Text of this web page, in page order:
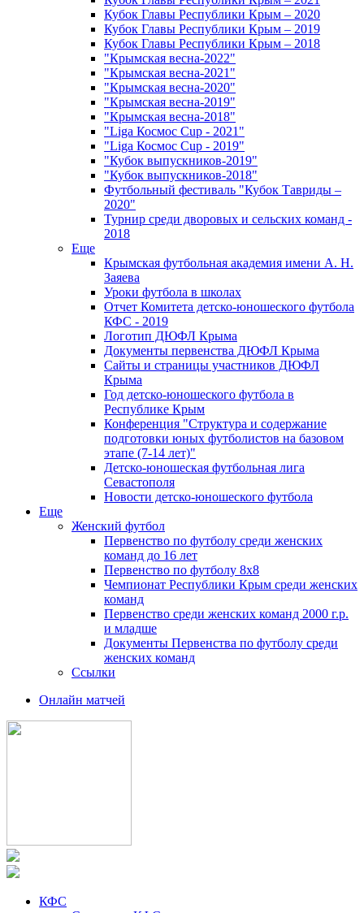
Кубок Главы Республики Крым – 2020
Кубок Главы Республики Крым – 2019
Кубок Главы Республики Крым – 2018
"Крымская весна-2022"
"Крымская весна-2021"
"Крымская весна-2020"
"Крымская весна-2019"
"Крымская весна-2018"
"Liga Космос Cup - 2021"
"Liga Космос Cup - 2019"
"Кубок выпускников-2019"
"Кубок выпускников-2018"
Футбольный фестиваль "Кубок Тавриды –
2020"
Турнир среди дворовых и сельских команд -
2018
Еще
Крымская футбольная академия имени А. Н.
Заяева
Уроки футбола в школах
Отчет Комитета детско-юношеского футбола
КФС - 2019
Логотип ДЮФЛ Крыма
Документы первенства ДЮФЛ Крыма
Сайты и страницы участников ДЮФЛ
Крыма
Год детско-юношеского футбола в
Республике Крым
Конференция "Структура и содержание
подготовки юных футболистов на базовом
этапе (7-14 лет)"
Детско-юношеская футбольная лига
Севастополя
Новости детско-юношеского футбола
Еще
Женский футбол
Первенство по футболу среди женских
команд до 16 лет
Первенство по футболу 8х8
Чемпионат Республики Крым среди женских
команд
Первенство среди женских команд 2000 г.р.
и младше
Документы Первенства по футболу среди
женских команд
Ссылки
Онлайн матчей
КФС